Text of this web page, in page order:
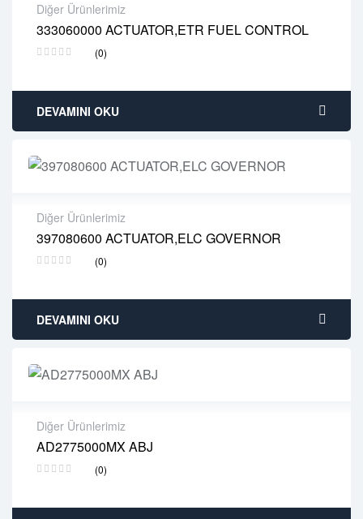
Diğer Ürünlerimiz
333060000 ACTUATOR,ETR FUEL CONTROL
(0)
2 years warranty
Delivery time: 1-2 business days
DEVAMINI OKU
Diğer Ürünlerimiz
397080600 ACTUATOR,ELC GOVERNOR
(0)
2 years warranty
Delivery time: 1-2 business days
DEVAMINI OKU
Diğer Ürünlerimiz
AD2775000MX ABJ
(0)
2 years warranty
Delivery time: 1-2 business days